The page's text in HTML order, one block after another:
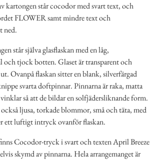
kartongen står cocodor med svart text, och
FLOWER samt mindre text och
ned.
står själva glasflaskan med en låg,
tjock botten. Glaset är transparent och
Ovanpå flaskan sitter en blank, silverfärgad
svarta doftpinnar. Pinnarna är raka, matta
så att de bildar en solfjädersliknande form.
ljusa, torkade blommor, små och täta, med
ett luftigt intryck ovanför flaskan.
Cocodor-tryck i svart och texten April Breeze
skymd av pinnarna. Hela arrangemanget är